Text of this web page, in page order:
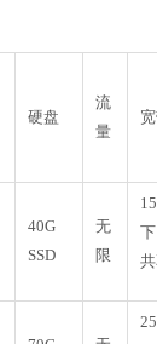
硬盘
流
量
40G
SSD
无
限